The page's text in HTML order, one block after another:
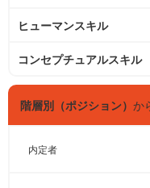
ヒューマンスキル
コンセプチュアルスキル
階層別（ポジション） か
内定者